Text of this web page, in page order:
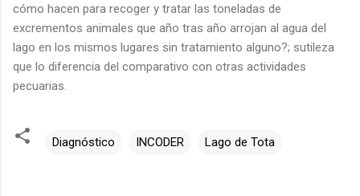
cómo hacen para recoger y tratar las toneladas de
excrementos animales que año tras año arrojan al agua del
lago en los mismos lugares sin tratamiento alguno?; sutileza
que lo diferencia del comparativo con otras actividades
pecuarias.
Diagnóstico INCODER Lago de Tota